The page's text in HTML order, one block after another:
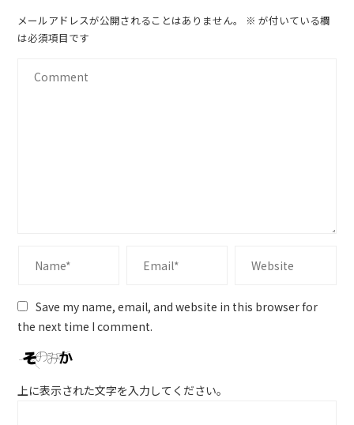
メールアドレスが公開されることはありません。 ※ が付いている欄
は必須項目です
Save my name, email, and website in this browser for
the next time I comment.
上に表示された文字を入力してください。